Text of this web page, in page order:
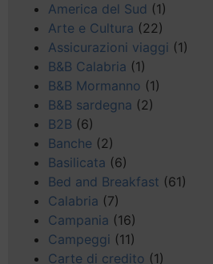
America del Sud (1)
Arte e Cultura (22)
Assicurazioni viaggi (1)
B&B Calabria (1)
B&B Mormanno (1)
B&B sardegna (2)
B2B (6)
Banche (2)
Basilicata (6)
Bed and Breakfast (61)
Calabria (7)
Campania (16)
Campeggi (11)
Carte di credito (1)